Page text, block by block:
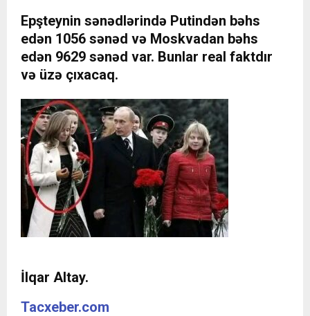
Epşteynin sənədlərində Putindən bəhs
edən 1056 sənəd və Moskvadan bəhs
edən 9629 sənəd var. Bunlar real faktdır
və üzə çıxacaq.
İlqar Altay.
Tacxeber.com